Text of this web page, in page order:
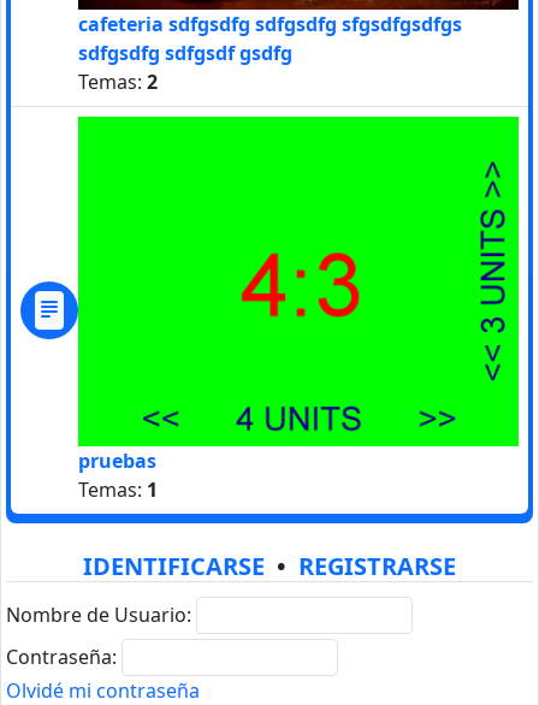
cafeteria sdfgsdfg sdfgsdfg sfgsdfgsdfgs
sdfgsdfg sdfgsdf gsdfg
Temas: 2
pruebas
Temas: 1
IDENTIFICARSE • REGISTRARSE
Nombre de Usuario:
Contraseña:
Olvidé mi contraseña